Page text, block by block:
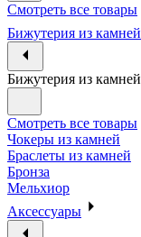
Смотреть все товары
Бижутерия из камней
Бижутерия из камней
Смотреть все товары
Чокеры из камней
Браслеты из камней
Бронза
Мельхиор
Аксессуары